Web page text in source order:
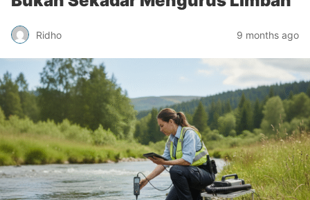
Ridho 9 months ago